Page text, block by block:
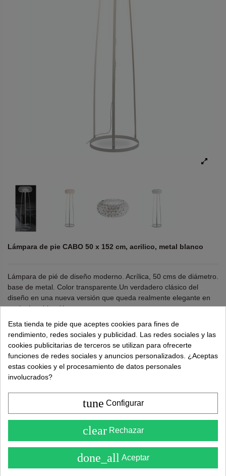
Lámpara de pie CABO 50 x 152 cm, acrilico, metal blanco
Lámpara de pié de diseño moderno. Acrílica, 50 cms de diámetro.
base de metal. Color transparente.Un verdadero clásico del
diseño en una nueva versión que queda realmente elegante en
cualquier ubicación.
Bombilla E-27 no incluida.
Alto 152 cm. Ancho 50 cm. Profundo 50 cm.
¿Necesitas ayuda?tel.638 524 811o962 881 077
Recuerda utiliza "PROMO"
extra.Más info
Esta tienda te pide que aceptes cookies para fines de
rendimiento, redes sociales y publicidad. Las redes sociales y las
cookies publicitarias de terceros se utilizan para ofrecerte
funciones de redes sociales y anuncios personalizados. ¿Aceptas
estas cookies y el procesamiento de datos personales
involucrados?
tune Configurar
clear Rechazar
done_all Aceptar